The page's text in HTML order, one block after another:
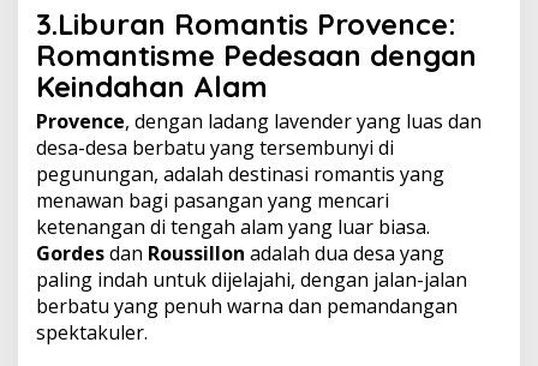
3.Liburan Romantis Provence:
Romantisme Pedesaan dengan
Keindahan Alam
Provence, dengan ladang lavender yang luas dan
desa-desa berbatu yang tersembunyi di
pegunungan, adalah destinasi romantis yang
menawan bagi pasangan yang mencari
ketenangan di tengah alam yang luar biasa.
Gordesdan Roussillon adalah dua desa yang
paling indah untuk dijelajahi, dengan jalan-jalan
berbatu yang penuh warna dan pemandangan
spektakuler.